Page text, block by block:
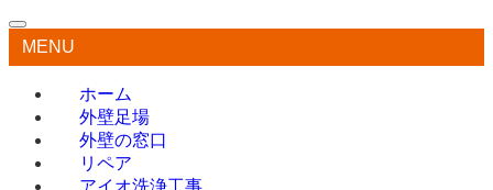
MENU
ホーム
外壁足場
外壁の窓口
リペア
アイオ洗浄工事